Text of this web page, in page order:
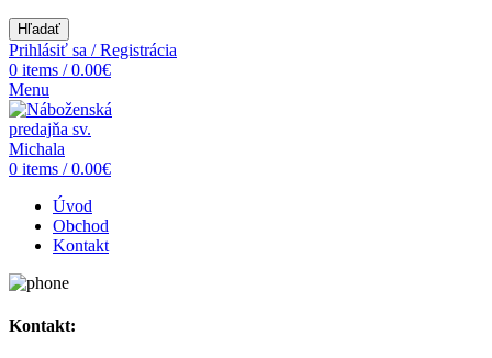
Hľadať
Prihlásiť sa / Registrácia
0 items / 0.00€
Menu
0 items / 0.00€
Úvod
Obchod
Kontakt
Kontakt: